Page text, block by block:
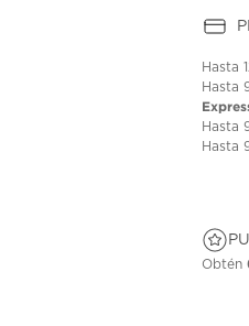
Hasta
Hasta
Hasta
Hasta
Obtén